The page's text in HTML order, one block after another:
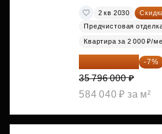
2 кв 2030
Предчистовая
Квартира за 2 000 ₽/
33 290 280 ₽ -7%
35 796 000 ₽
584 040 ₽ за м²